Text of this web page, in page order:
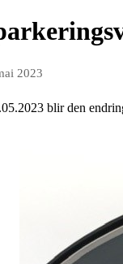
2023
blir den